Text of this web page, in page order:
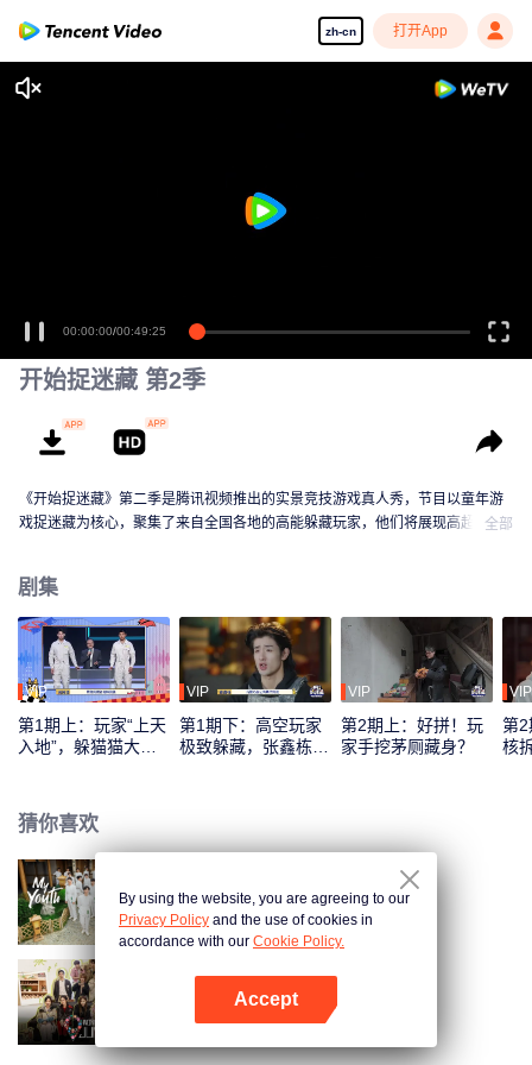
zh-cn 打开App
00:00:00/00:49:25
开始捉迷藏 第2季
《开始捉迷藏》第二季是腾讯视频推出的实景竞技游戏真人秀，节目以童年游
戏捉迷藏为核心，聚集了来自全国各地的高能躲藏玩家，他们将展现高超的手
全部
剧集
VIP
第1期上：玩家“上天
入地”，躲猫猫大战
VIP
第1期下：高空玩家
极致躲藏，张鑫栋破
VIP
第2期上：好拼！玩
家手挖茅厕藏身？
VIP
第2
核
猜你喜欢
少年行
桃花坞开放中 第4季
By using the website, you are agreeing to our
Privacy Policy and the use of cookies in
accordance with our Cookie Policy.
Accept